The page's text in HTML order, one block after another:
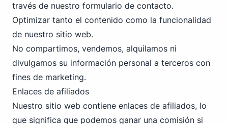
través de nuestro formulario de contacto.
Optimizar tanto el contenido como la funcionalidad
de nuestro sitio web.
No compartimos, vendemos, alquilamos ni
divulgamos su información personal a terceros con
fines de marketing.
Enlaces de afiliados
Nuestro sitio web contiene enlaces de afiliados, lo
que significa que podemos ganar una comisión si